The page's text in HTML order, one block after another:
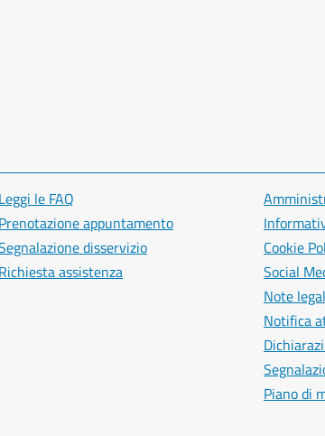
Leggi le FAQ
Prenotazione appuntamento
disservizio
Richiesta assistenza
Cookie
Social
Note
Notifica
Piano di